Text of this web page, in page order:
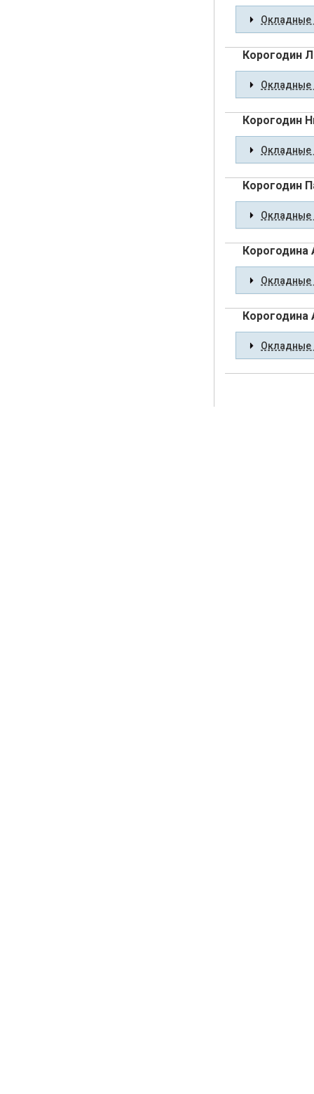
Окладные
Корогодин
Окладные
Корогодин
Окладные
Корогодин
Окладные
Корогодина
Окладные
Корогодина
Окладные